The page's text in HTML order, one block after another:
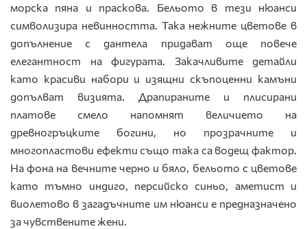
морска пяна и праскова. Бельото в тези нюанси
символизира невинността. Така нежните цветове в
допълнение с дантела придават още повече
елегантност на фигурата. Закачливите детайли
като красиви набори и изящни скъпоценни камъни
допълват визията. Драпираните и плисирани
платове смело напомнят величието на
древногръцките богини, но прозрачните и
многопластови ефекти също така са водещ фактор.
На фона на вечните черно и бяло, бельото с цветове
като тъмно индиго, персийско синьо, аметист и
виолетово в загадъчните им нюанси е предназначено
за чувствените жени.